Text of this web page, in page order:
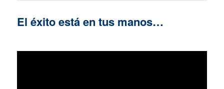
El éxito está en tus manos…